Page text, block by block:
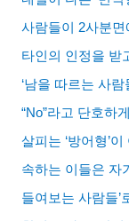
사람들이
2사분면
타인의 인정을 받
‘남을 따르는 사람
“No”라고 단호하
살피는 ‘방어형’이
속하는 이들은 자
들여보는 사람들’